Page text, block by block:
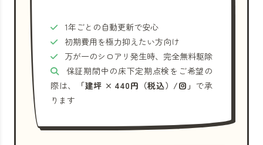
1年ごとの自動更新で安心
初期費用を極力抑えたい方向け
万が一のシロアリ発生時、完全無料駆除
保証期間中の床下定期点検をご希望の
際は、
「建坪 × 440円（税込）/回」 で承
ります